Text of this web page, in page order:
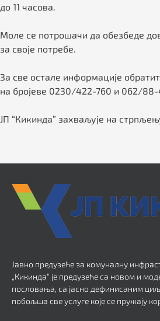
до 11 часова.
Моле се потрошачи да обезбеде
за своје потребе.
За све остале информације
на бројеве 0230/422-760 и 062/
ЈП “Кикинда” захваљује на
Јавно предузеће за комуналну
„Кикинда“ је предузеће са новом и
пословања, са јасно дефинисаним
побољша све услуге које се пружају